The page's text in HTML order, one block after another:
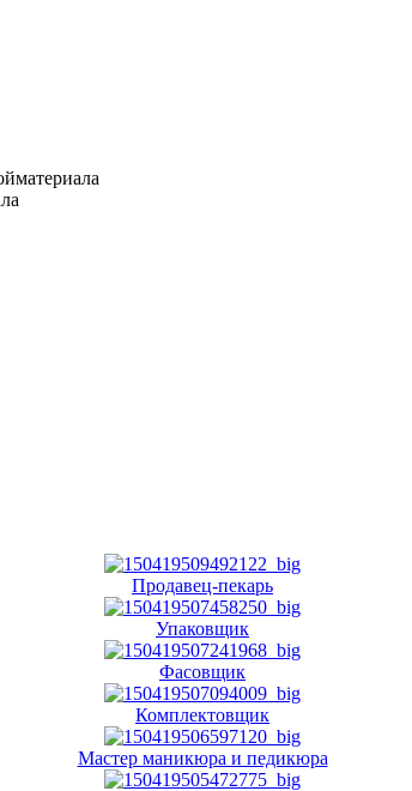
Продавец-пекарь
Упаковщик
Фасовщик
Комплектовщик
Мастер маникюра и педикюра